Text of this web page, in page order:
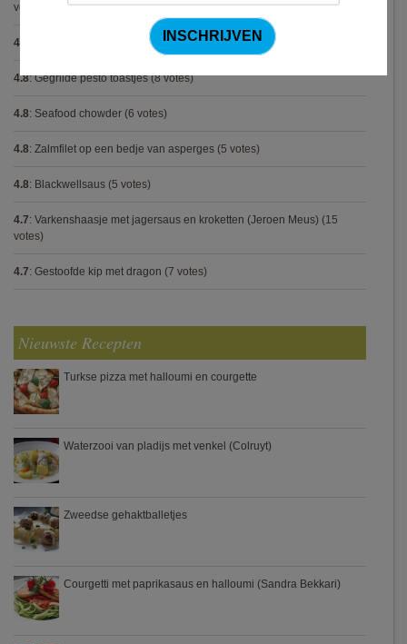
votes)
4.8 Met spinazie en mozzarella gevulde varkenshaas
4.8:Gegrilde pesto toastjes(8 votes)
4.8: Seafood chowder (6 votes)
4.8: Zalmfilet op een bedje van asperges (5 votes)
4.8: Blackwellsaus (5 votes)
4.7: Varkenshaasje met jagersaus en kroketten (Jeroen Meus) (15
votes)
4.7: Gestoofde kip met dragon (7 votes)
Nieuwste Recepten
Turkse pizza met halloumi en courgette
Waterzooi van pladijs met venkel (Colruyt)
Zweedse gehaktballetjes
Courgetti met paprikasaus en halloumi (Sandra Bekkari)